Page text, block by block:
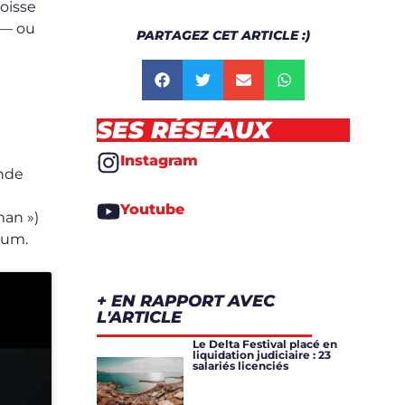
ou
»)
PARTAGEZ CET ARTICLE :)
SES RÉSEAUX
Instagram
Youtube
+ EN RAPPORT AVEC
L'ARTICLE
Le Delta Festival placé en
liquidation judiciaire : 23
salariés licenciés